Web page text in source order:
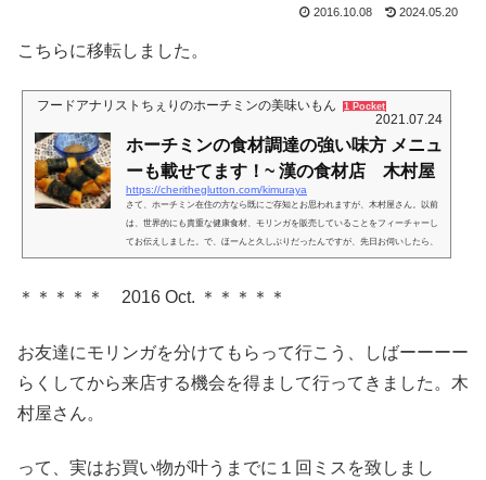
2016.10.08 2024.05.20
こちらに移転しました。
フードアナリストちぇりのホーチミンの美味いもん 1 Pocket
2021.07.24
ホーチミンの食材調達の強い味方 メニュ
ーも載せてます！~ 漢の食材店 木村屋
https://cheritheglutton.com/kimuraya
さて、ホーチミン在住の方なら既にご存知とお思われますが、木村屋さん。以前
は、世界的にも貴重な健康食材、モリンガを販売していることをフィーチャーし
てお伝えしました。で、ほーんと久しぶりだったんですが、先日お伺いしたら、
あら。これは活用したい食材が！自分用に、メニューを貼らせてもらいます 202
がわりにここに貼らせてもらいます（自分のブログ検索したらすぐ出てくるので
＊＊＊＊＊ 2016 Oct. ＊＊＊＊＊
お友達にモリンガを分けてもらって行こう、しばーーーー
らくしてから来店する機会を得まして行ってきました。木
村屋さん。
って、実はお買い物が叶うまでに１回ミスを致しまし